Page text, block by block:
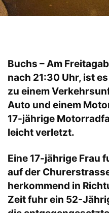
Buchs – Am
nach 21:30 Uhr, ist
zu einem
Auto und einem
17-jährige
leicht verletzt.
Eine 17-jährige Frau
auf der
herkommend in
Zeit fuhr ein 52-